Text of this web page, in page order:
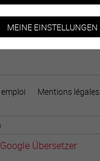
emploi Mentions légales
Google Übersetzer
MEINE EINSTELLUNGEN